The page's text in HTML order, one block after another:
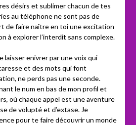
désirs et sublimer chacun de tes
au téléphone ne sont pas de
de faire naître en toi une excitation
à explorer l’interdit sans complexe.
laisser enivrer par une voix qui
et des mots qui font
ne perds pas une seconde.
le num en bas de mon profil et
où chaque appel est une aventure
de volupté et d’extase. Je
pour te faire découvrir un monde